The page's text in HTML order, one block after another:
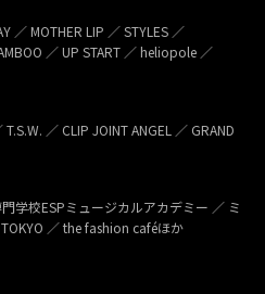
／ MOTHER LIP ／ STYLES ／
／ UP START ／ heliopole ／
／ CLIP JOINT ANGEL ／ GRAND
学校ESPミュージカルアカデミー ／ ミ
／ the fashion caféほか